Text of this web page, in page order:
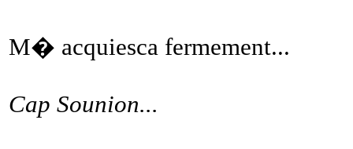
M� acquiesca fermement...
Cap Sounion...